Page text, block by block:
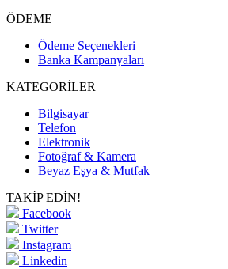
ÖDEME
Ödeme Seçenekleri
Banka Kampanyaları
KATEGORİLER
Bilgisayar
Telefon
Elektronik
Fotoğraf & Kamera
Beyaz Eşya & Mutfak
TAKİP EDİN!
Facebook
Twitter
Instagram
Linkedin